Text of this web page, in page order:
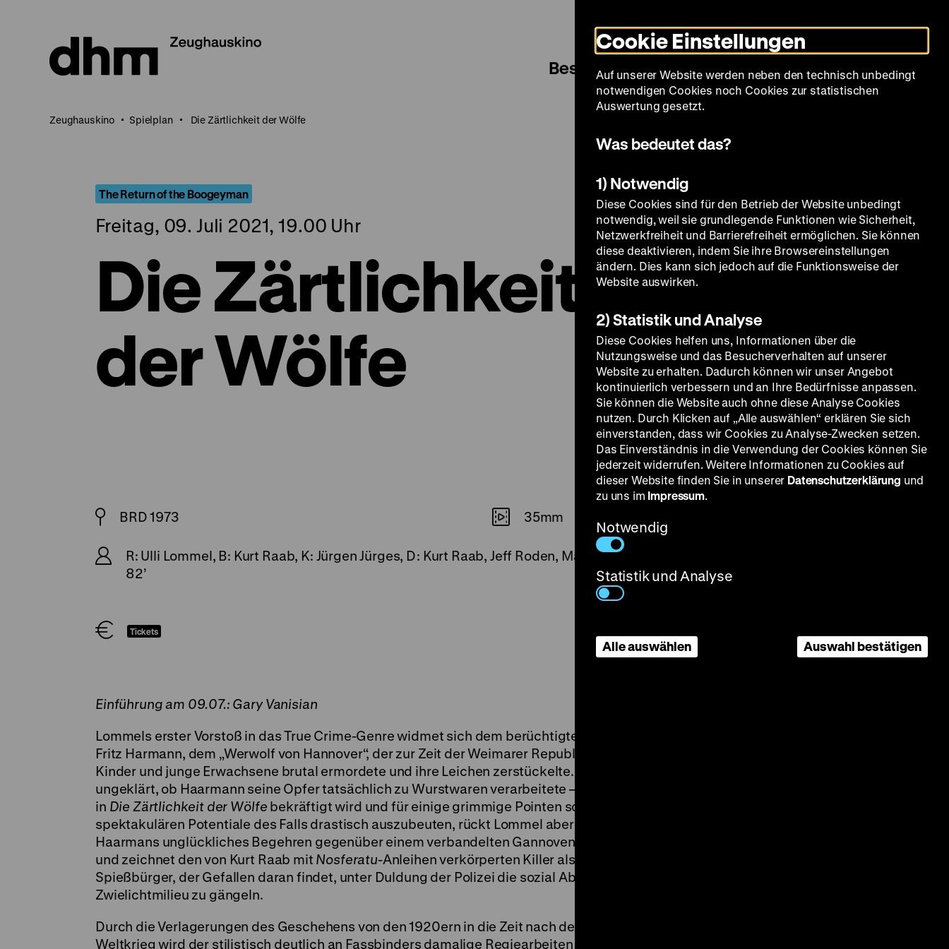
Seiteninhalt
springen
Modus
umschalten
Sprache
Besuch Spielplan Filmreihen Über uns
Zeughauskino Spielplan Die Zärtlichkeit der Wölfe
The Return of the Boogeyman
Freitag, 09. Juli 2021, 19.00 Uhr
Die Zärtlichkeit
der Wölfe
BRD 1973 35mm
R: Ulli Lommel, B: Kurt Raab, K: Jürgen Jürges, D: Kurt Raab, Jeff Roden, Margit Carstensen, Rainer Werner Fassbinder,
82’
Tickets
Einführung am 09.07.: Gary Vanisian
Lommels erster Vorstoß in das True Crime-Genre widmet sich dem berüchtigten Serienmörder
Fritz Harmann, dem „Werwolf von Hannover“, der zur Zeit der Weimarer Republik über 20
Kinder und junge Erwachsene brutal ermordete und ihre Leichen zerstückelte. Bis heute ist
ungeklärt, ob Haarmann seine Opfer tatsächlich zu Wurstwaren verarbeitete – ein Gerücht, das
in Die Zärtlichkeit der Wölfe bekräftigt wird und für einige grimmige Pointen sorgt. Anstatt die
spektakulären Potentiale des Falls drastisch auszubeuten, rückt Lommel aber vor allem
Haarmans unglückliches Begehren gegenüber einem verbandelten Gannoven in den Fokus
und zeichnet den von Kurt Raab mit Nosferatu-Anleihen verkörperten Killer als autoritären
Spießbürger, der Gefallen daran findet, unter Duldung der Polizei die sozial Abgehangenen im
Zwielichtmilieu zu gängeln.
Durch die Verlagerungen des Geschehens von den 1920ern in die Zeit nach dem Zweiten
Weltkrieg wird der stilistisch deutlich an Fassbinders damalige Regiearbeiten anschließende
Cookie Einstellungen
Auf unserer Website werden neben den technisch unbedingt
notwendigen Cookies noch Cookies zur statistischen
Auswertung gesetzt.
Was bedeutet das?
1) Notwendig
Diese Cookies sind für den Betrieb der Website unbedingt
notwendig, weil sie grundlegende Funktionen wie Sicherheit,
Netzwerkfreiheit und Barrierefreiheit ermöglichen. Sie können
diese deaktivieren, indem Sie ihre Browsereinstellungen
ändern. Dies kann sich jedoch auf die Funktionsweise der
Website auswirken.
2) Statistik und Analyse
Diese Cookies helfen uns, Informationen über die
Nutzungsweise und das Besucherverhalten auf unserer
Website zu erhalten. Dadurch können wir unser Angebot
kontinuierlich verbessern und an Ihre Bedürfnisse anpassen.
Sie können die Website auch ohne diese Analyse Cookies
nutzen. Durch Klicken auf „Alle auswählen“ erklären Sie sich
einverstanden, dass wir Cookies zu Analyse-Zwecken setzen.
Das Einverständnis in die Verwendung der Cookies können Sie
jederzeit widerrufen. Weitere Informationen zu Cookies auf
dieser Website finden Sie in unserer Datenschutzerklärung und
zu uns im Impressum.
Notwendig
Statistik und Analyse
Alle auswählen Auswahl bestätigen